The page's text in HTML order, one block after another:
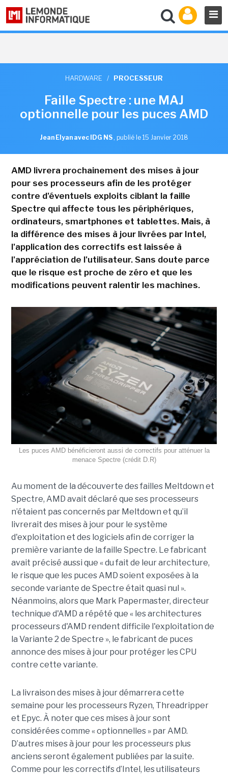
HARDWARE / PROCESSEUR
Faille Spectre : une MAJ
optionnelle pour les puces AMD
Jean Elyan avec IDG NS , publié le 15 Janvier 2018
AMD livrera prochainement des mises à jour
pour ses processeurs afin de les protéger
contre d'éventuels exploits ciblant la faille
Spectre qui affecte tous les périphériques,
ordinateurs, smartphones et tablettes. Mais, à
la différence des mises à jour livrées par Intel,
l'application des correctifs est laissée à
l'appréciation de l'utilisateur. Sans doute parce
que le risque est proche de zéro et que les
modifications peuvent ralentir les machines.
Les puces AMD bénéficieront aussi de correctifs pour atténuer la
menace Spectre (crédit D.R)
Au moment de la découverte des failles Meltdown et
Spectre, AMD avait déclaré que ses processeurs
n’étaient pas concernés par Meltdown et qu’il
livrerait des mises à jour pour le système
d'exploitation et des logiciels afin de corriger la
première variante de la faille Spectre. Le fabricant
avait précisé aussi que « du fait de leur architecture,
le risque que les puces AMD soient exposées à la
seconde variante de Spectre était quasi nul ».
Néanmoins, alors que Mark Papermaster, directeur
technique d'AMD a répété que « les architectures
processeurs d'AMD rendent difficile l'exploitation de
la Variante 2 de Spectre », le fabricant de puces
annonce des mises à jour pour protéger les CPU
contre cette variante.
La livraison des mises à jour démarrera cette
semaine pour les processeurs Ryzen, Threadripper
et Epyc. À noter que ces mises à jour sont
considérées comme « optionnelles » par AMD.
D’autres mises à jour pour les processeurs plus
anciens seront également publiées par la suite.
Comme pour les correctifs d’Intel, les utilisateurs